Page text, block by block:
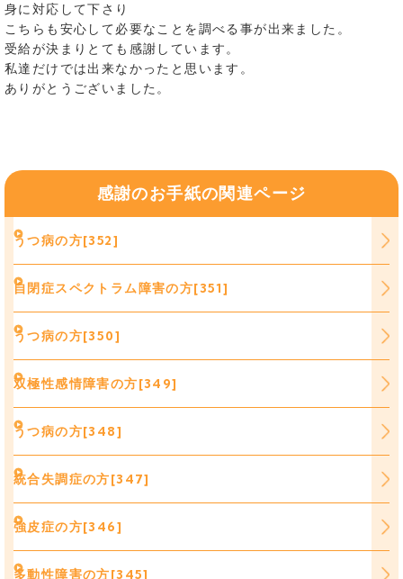
身に対応して下さり
こちらも安心して必要なことを調べる事が出来ました。
受給が決まりとても感謝しています。
私達だけでは出来なかったと思います。
ありがとうございました。
感謝のお手紙の関連ページ
うつ病の方[352]
自閉症スペクトラム障害の方[351]
うつ病の方[350]
双極性感情障害の方[349]
うつ病の方[348]
統合失調症の方[347]
強皮症の方[346]
多動性障害の方[345]